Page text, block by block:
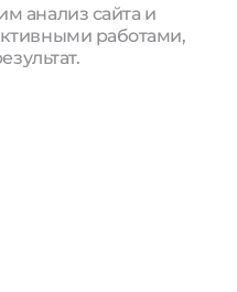
анализ сайта и
работами,